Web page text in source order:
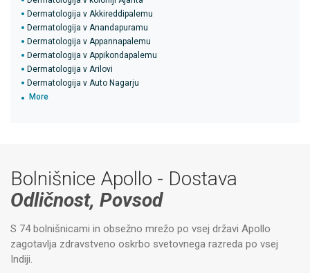
Dermatologija v Akkireddipalemu
Dermatologija v Anandapuramu
Dermatologija v Appannapalemu
Dermatologija v Appikondapalemu
Dermatologija v Arilovi
Dermatologija v Auto Nagarju
More
Bolnišnice Apollo - Dostava
Odličnost, Povsod
S 74 bolnišnicami in obsežno mrežo po vsej državi Apollo
zagotavlja zdravstveno oskrbo svetovnega razreda po vsej
Indiji.